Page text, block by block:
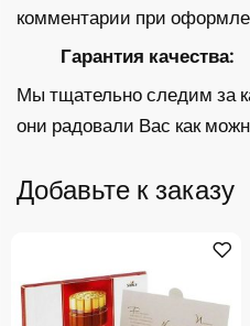
комментарии при
Гарантия качества:
Мы тщательно следим за
они радовали Вас как
Добавьте к заказу